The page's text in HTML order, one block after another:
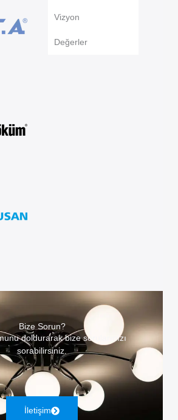
Vizyon
Değerler
Bize Sorun?
doldurarak bize sorularınızı
sorabilirsiniz.
İletişim